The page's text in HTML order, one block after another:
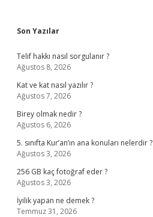
Sidebar
Son Yazılar
Telif hakkı nasıl sorgulanır ?
Ağustos 8, 2026
Kat ve kat nasıl yazılır ?
Ağustos 7, 2026
Birey olmak nedir ?
Ağustos 6, 2026
5. sınıfta Kur’an’ın ana konuları nelerdir ?
Ağustos 3, 2026
256 GB kaç fotoğraf eder ?
Ağustos 3, 2026
İyilik yapan ne demek ?
Temmuz 31, 2026